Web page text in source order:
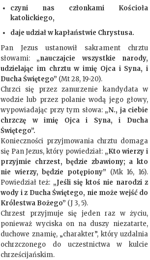
czyni nas członkami Kościoła
katolickiego,
daje udział w kapłaństwie Chrystusa.
Pan Jezus ustanowił sakrament chrztu
słowami: „nauczajcie wszystkie narody,
udzielając im chrztu w imię Ojca i Syna, i
Ducha Świętego” (Mt 28, 19-20).
Chrzci się przez zanurzenie kandydata w
wodzie lub przez polanie wodą jego głowy,
wypowiadając przy tym słowa: „N., ja ciebie
chrzczę w imię Ojca i Syna, i Ducha
Świętego”.
Konieczności przyjmowania chrztu domaga
się Pan Jezus, który powiedział: „Kto wierzy i
przyjmie chrzest, będzie zbawiony; a kto
nie wierzy, będzie potępiony” (Mk 16, 16).
Powiedział też: „Jeśli się ktoś nie narodzi z
wody i z Ducha Świętego, nie może wejść do
Królestwa Bożego” (J 3, 5).
Chrzest przyjmuje się jeden raz w życiu,
ponieważ wyciska on na duszy niezatarte,
duchowe znamię, „charakter”, który uzdalnia
ochrzczonego do uczestnictwa w kulcie
chrześcijańskim.